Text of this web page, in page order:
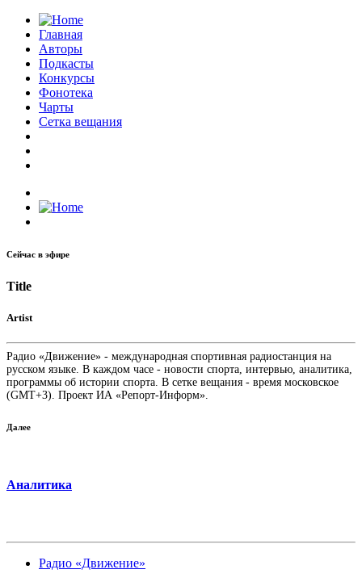
Главная
Авторы
Подкасты
Конкурсы
Фонотека
Чарты
Сетка вещания
Сейчас в эфире
Title
Artist
Радио «Движение» - международная спортивная радиостанция на
русском языке. В каждом часе - новости спорта, интервью, аналитика,
программы об истории спорта. В сетке вещания - время московское
(GMT+3). Проект ИА «Репорт-Информ».
Далее
Аналитика
Радио «Движение»